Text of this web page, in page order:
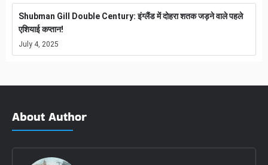
Shubman Gill Double Century: इंग्लैंड में दोहरा शतक जड़ने वाले पहले
एशियाई कप्तान!
July 4, 2025
About Author